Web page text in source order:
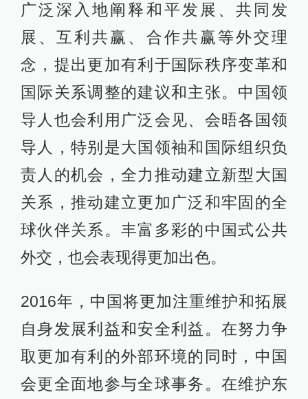
广泛深入地阐释和平发展、共同发
展、互利共赢、合作共赢等外交理
念，提出更加有利于国际秩序变革和
国际关系调整的建议和主张。中国领
导人也会利用广泛会见、会晤各国领
导人，特别是大国领袖和国际组织负
责人的机会，全力推动建立新型大国
关系，推动建立更加广泛和牢固的全
球伙伴关系。丰富多彩的中国式公共
外交，也会表现得更加出色。
2016年，中国将更加注重维护和拓展
自身发展利益和安全利益。在努力争
取更加有利的外部环境的同时，中国
会更全面地参与全球事务。在维护东